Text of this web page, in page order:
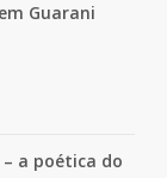
Guarani
a poética do